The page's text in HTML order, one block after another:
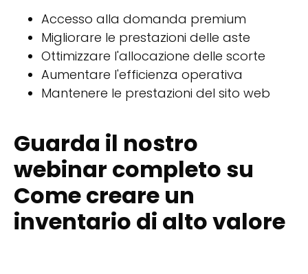
Accesso alla domanda premium
Migliorare le prestazioni delle aste
Ottimizzare l'allocazione delle scorte
Aumentare l'efficienza operativa
Mantenere le prestazioni del sito web
Guarda il nostro
webinar completo su
Come creare un
inventario di alto valore